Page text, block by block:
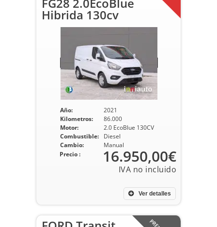
Hibrida 130cv
Año:
2021
Kilometros:
86.000
Motor:
2.0 EcoBlue 130CV
Combustible:
Diesel
Cambio:
Manual
Ver detalles
Precio : 16.950,00€